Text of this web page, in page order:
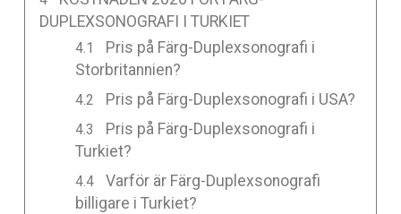
DUPLEXSONOGRAFI I TURKIET
Pris på Färg-Duplexsonografi i
Storbritannien?
Pris på Färg-Duplexsonografi i USA?
Pris på Färg-Duplexsonografi i
Turkiet?
Varför är Färg-Duplexsonografi
billigare i Turkiet?